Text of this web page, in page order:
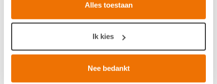
Informatie verzamelen over uw geografische locatie,
die tot een paar meter nauwkeurig kan zijn
op specifieke eigenschappen (fingerprinting)
Lees meer over hoe uw persoonlijke gegevens worden
verwerkt en stel uw voorkeuren in het
Alles toestaan
Ik kies
Nee bedankt